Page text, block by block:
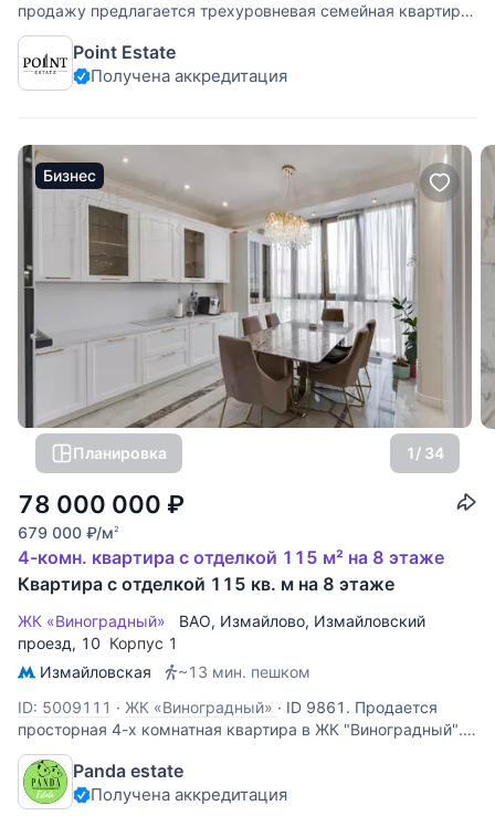
продажу предлагается трехуровневая семейная квартира
в классическом стиле, с собственным входом с улицы и
выходом в Измайловский парк. Общая площадь - 248
кв.м. Планировка: 1-й уровень: кухня-гостиная, спальня с
Point Estate
Получена аккредитация
Бизнес
Планировка 1/ 34
78 000 000 ₽
679 000 ₽/м2
4-комн. квартира с отделкой 115 м² на 8 этаже
Квартира с отделкой 115 кв. м на 8 этаже
ЖК «Виноградный» ВАО, Измайлово, Измайловский
проезд, 10 Корпус 1
Измайловская
~13 мин. пешком
ID: 5009111 · ЖК «Виноградный» · ID 9861. Продается
просторная 4-х комнатная квартира в ЖК "Виноградный".
Это жилой комплекс премиум-класса, расположенный в
историческом районе. Комплекс находится на берегу
живописного Серебряно-Виноградного пруда. Здания
Panda estate
Получена аккредитация